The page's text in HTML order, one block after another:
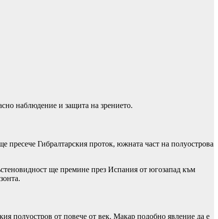
наблюдение и защита на зрението.
Гибралтарския проток, южната част на полуострова
ще премине през Испания от югозапад към
полуостров от повече от век. Макар подобно явление да е